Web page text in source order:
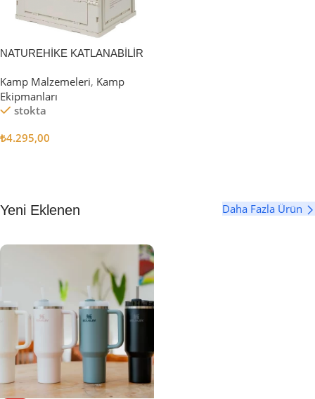
NATUREHİKE KATLANABİLİR
Kamp Malzemeleri, Kamp
Ekipmanları
stokta
₺4.295,00
Yeni Eklenen Daha Fazla Ürün